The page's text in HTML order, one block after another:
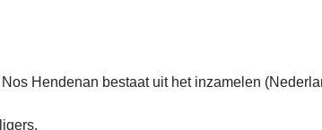
Hendenan bestaat uit het inzamelen